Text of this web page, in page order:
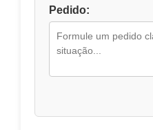
Pedido: